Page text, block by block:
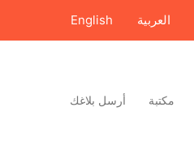
العربية English
مكتبة أرسل بلاغك